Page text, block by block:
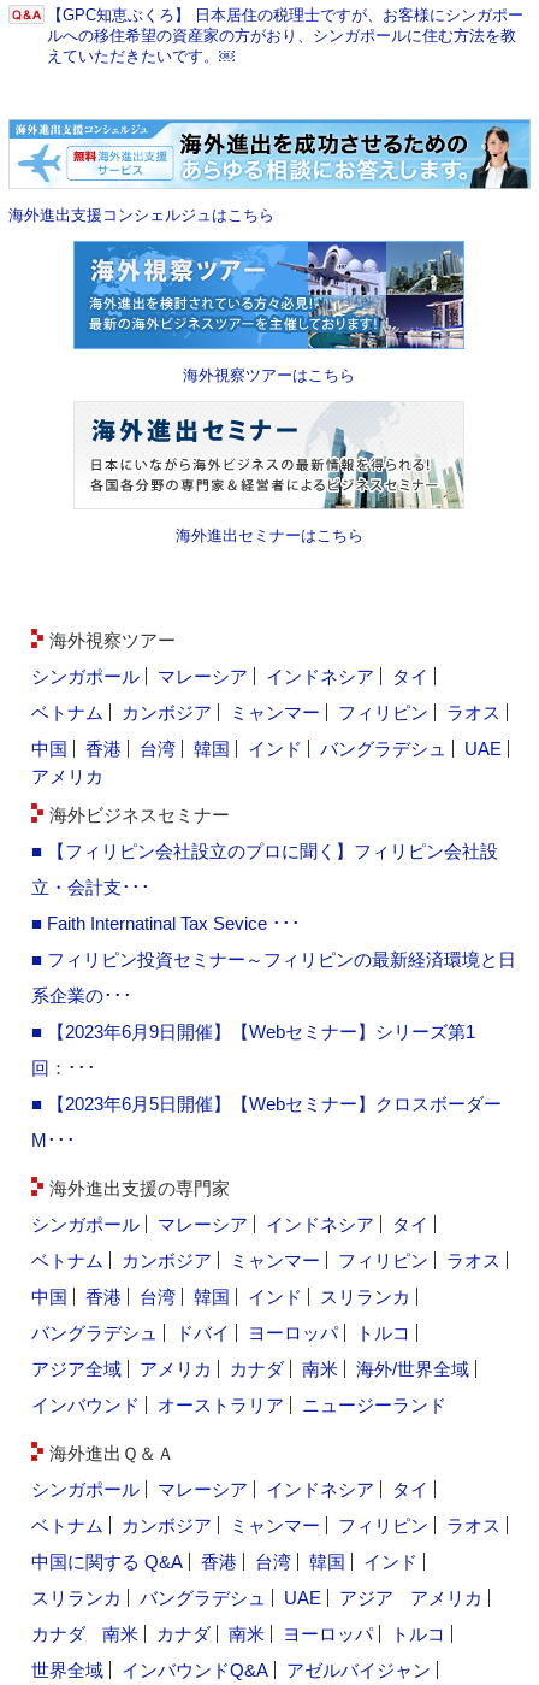
【GPC知恵ぶくろ】 日本居住の税理士ですが、お客様にシンガポー
ルへの移住希望の資産家の方がおり、シンガポールに住む方法を教
えていただきたいです。￼
海外進出支援コンシェルジュはこちら
海外視察ツアーはこちら
海外進出セミナーはこちら
海外視察ツアー
シンガポール
マレーシア インドネシア
タイ
ベトナム
カンボジア ミャンマー フィリピン
ラオス
中国
香港 台湾 韓国 インド バングラデシュ
UAE
アメリカ
海外ビジネスセミナー
■ 【フィリピン会社設立のプロに聞く】フィリピン会社設
立・会計支･･･
■ Faith Internatinal Tax Sevice ･･･
■ フィリピン投資セミナー～フィリピンの最新経済環境と日
系企業の･･･
■ 【2023年6月9日開催】【Webセミナー】シリーズ第1
回：･･･
■ 【2023年6月5日開催】【Webセミナー】クロスボーダー
M･･･
海外進出支援の専門家
シンガポール
マレーシア インドネシア
タイ
ベトナム
カンボジア ミャンマー フィリピン
ラオス
中国
香港 台湾 韓国 インド
スリランカ
バングラデシュ
ドバイ ヨーロッパ
トルコ
アジア全域
アメリカ カナダ 南米
海外/世界全域
インバウンド
オーストラリア ニュージーランド
海外進出Ｑ＆Ａ
シンガポール
マレーシア インドネシア
タイ
ベトナム
カンボジア ミャンマー フィリピン
ラオス
中国に関する Q&A
香港 台湾 韓国
インド
スリランカ
バングラデシュ UAE アジア
アメリカ
カナダ
南米 カナダ 南米 ヨーロッパ
トルコ
世界全域
インバウンドQ&A アゼルバイジャン